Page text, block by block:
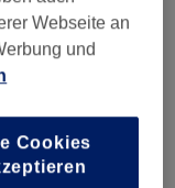
Webseite an
und
Cookies